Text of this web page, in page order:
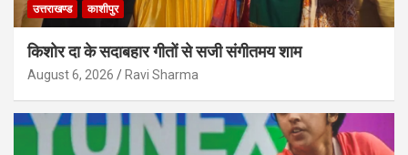
उत्तराखण्ड काशीपुर
किशोर दा के सदाबहार गीतों से सजी संगीतमय शाम
August 6, 2026 Ravi Sharma